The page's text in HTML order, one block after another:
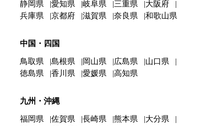
静岡県 愛知県 岐阜県 三重県
大阪府
兵庫県
京都府 滋賀県 奈良県 和歌山県
中国・四国
鳥取県 島根県 岡山県 広島県
山口県
徳島県
香川県 愛媛県 高知県
九州・沖縄
福岡県 佐賀県 長崎県 熊本県
大分県